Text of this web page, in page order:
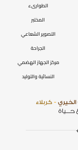
الطوارىء
المختبر
التصوير الشعاعي
الجراحة
مركز الجهاز الهضمي
النسائية والتوليد